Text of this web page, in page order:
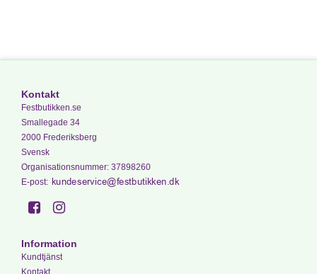
Kontakt
Festbutikken.se
Smallegade 34
2000 Frederiksberg
Svensk
Organisationsnummer: 37898260
E-post:
Information
Kundtjänst
Kontakt